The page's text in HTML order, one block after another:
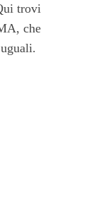
trovi
che